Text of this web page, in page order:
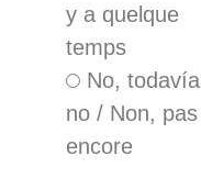
y a quelque
temps
No, todavía
no / Non, pas
encore